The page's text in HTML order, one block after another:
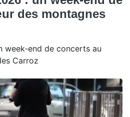
des montagnes
week-end de concerts au
Carroz